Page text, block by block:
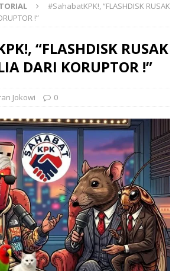
#SahabatKPK!, “FLASHDISK RUSAK
!”
“FLASHDISK RUSAK
DARI KORUPTOR !”
Jokowi 0